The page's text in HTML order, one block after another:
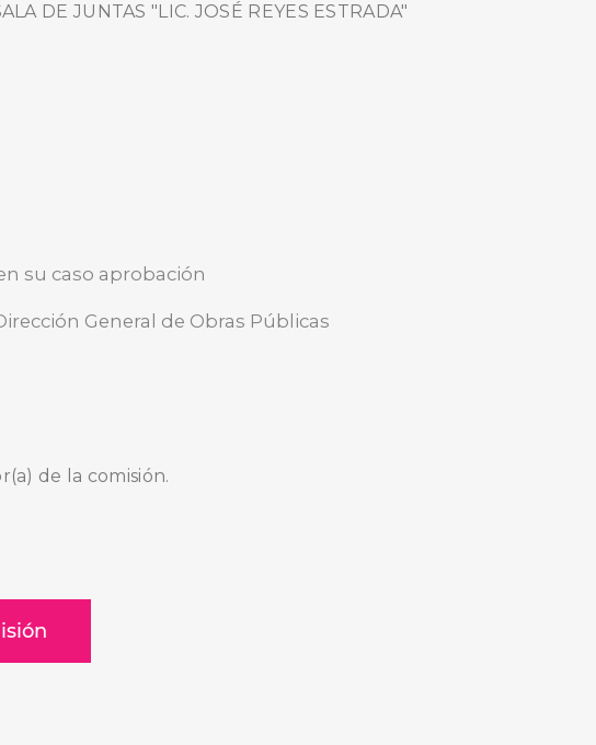
DE JUNTAS "LIC. JOSÉ REYES ESTRADA"
su caso aprobación
General de Obras Públicas
de la comisión.